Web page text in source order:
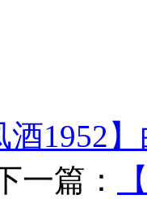
酒1952
：